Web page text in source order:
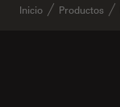
Inicio Productos